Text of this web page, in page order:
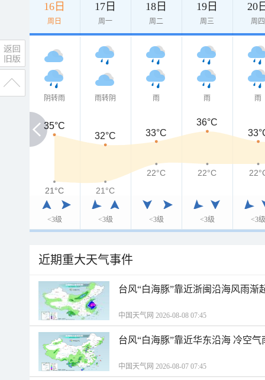
16日
周日
17日
周一
18日
周二
19日
周三
20
周四
阴转雨
<3级
雨转阴
<3级
雨
<3级
雨
<3级
雨
<3级
35°C
35°C
32°C
33°C
36°C
21°C
21°C 21°C
22°C 22°C
近期重大天气事件
台风“白海豚”靠近浙闽沿海风雨渐
中国天气网 2026-08-08 07:45
台风“白海豚”靠近华东沿海 冷空
中国天气网 2026-08-07 07:45